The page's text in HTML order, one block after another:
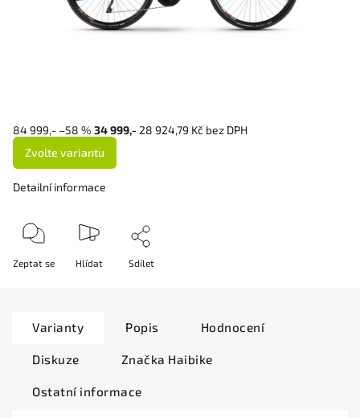
84 999,- –58 % 34 999,- 28 924,79 Kč bez DPH
Zvolte variantu
Detailní informace
Zeptat se Hlídat Sdílet
Varianty Popis Hodnocení
Diskuze Značka Haibike
Ostatní informace